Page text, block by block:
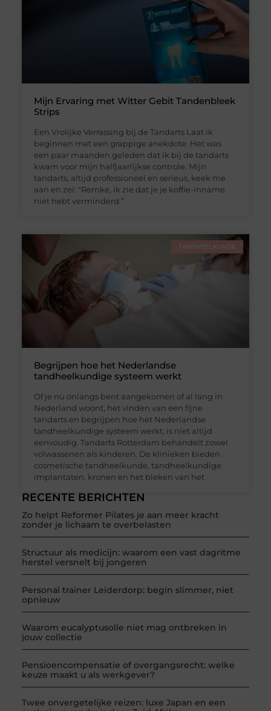
RECENTE BERICHTEN
Zo helpt Reformer Pilates je aan meer kracht
zonder je lichaam te overbelasten
Structuur als medicijn: waarom een vast dagritme
herstel versnelt bij jongeren
Personal trainer Leiderdorp: begin slimmer, niet
opnieuw
Waarom eucalyptusolie niet mag ontbreken in
jouw collectie
Pensioencompensatie of overgangsrecht: welke
keuze maakt u als werkgever?
Twee onvergetelijke reizen: luxe Japan en een
Mijn Ervaring met Witter Gebit Tandenbleek
Strips
Een Vrolijke Verrassing bij de Tandarts Laat ik
beginnen met een grappige anekdote. Het was
een paar maanden geleden dat ik bij de tandarts
kwam voor mijn halfjaarlijkse controle. Mijn
tandarts, altijd professioneel en serieus, keek me
aan en zei: “Remke, ik zie dat je je koffie-inname
niet hebt verminderd.”
TANDHEELKUNDE
Begrijpen hoe het Nederlandse
tandheelkundige systeem werkt
Of je nu onlangs bent aangekomen of al lang in
Nederland woont, het vinden van een fijne
tandarts en begrijpen hoe het Nederlandse
tandheelkundige systeem werkt, is niet altijd
eenvoudig. Tandarts Rotterdam behandelt zowel
volwassenen als kinderen. De klinieken bieden
cosmetische tandheelkunde, tandheelkundige
implantaten, kronen en het bleken van het